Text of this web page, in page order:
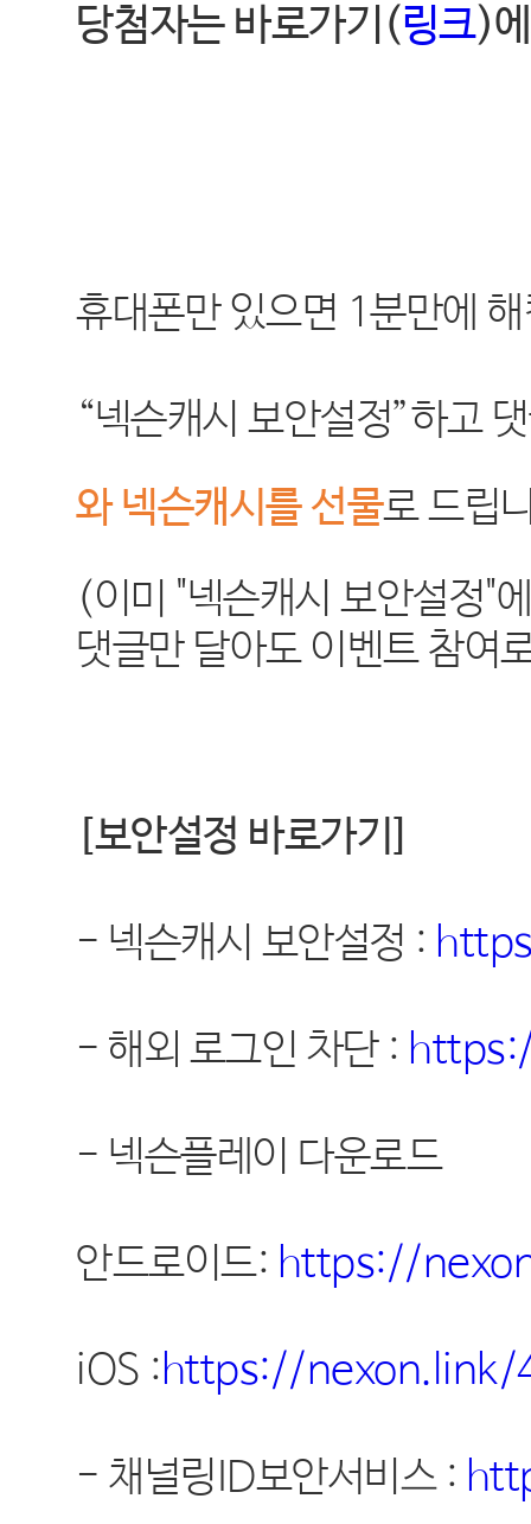
당첨자는 바로가기(링크)
휴대폰만 있으면 1분만에
“넥슨캐시 보안설정”하고
와 넥슨캐시를 선물로 드립
(이미 "넥슨캐시 보안설정"
댓글만 달아도 이벤트 참여
보안설정 바로가기
- 넥슨캐시 보안설정 :
- 해외 로그인 차단:
- 넥슨플레이 다운로드
안드로이드: https://
iOS :https://nexon.link/
- 채널링ID보안서비스: